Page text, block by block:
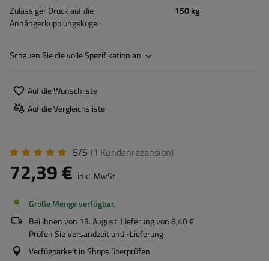
Zulässiger Druck auf die
Anhängerkupplungskugel
150 kg
Schauen Sie die volle Spezifikation an
Auf die Wunschliste
Auf die Vergleichsliste
5/5 (1 Kundenrezension)
72,39 € inkl. MwSt
Große Menge verfügbar
Bei Ihnen von 13. August. Lieferung von8,40 €
Prüfen Sie Versandzeit und -Lieferung
Verfügbarkeit in Shops überprüfen